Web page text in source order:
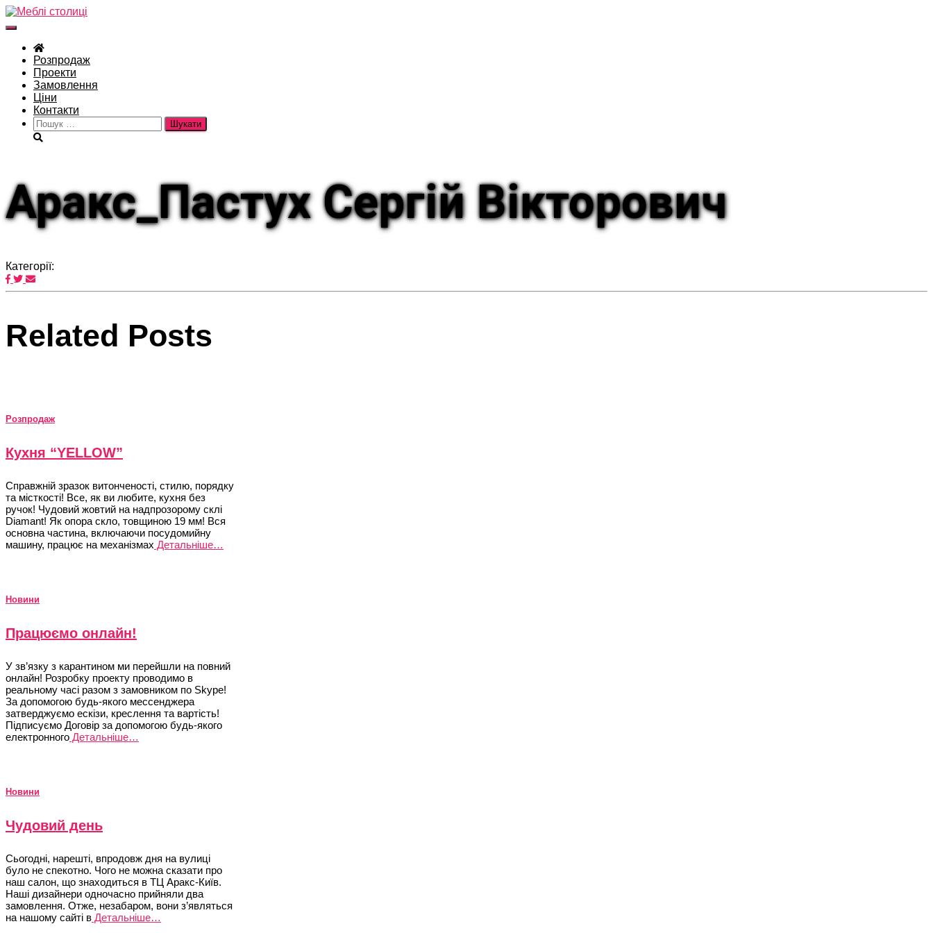
Перемкнути
навігацію
Розпродаж
Проекти
Замовлення
Ціни
Контакти
Пошук:
Аракс_Пастух Сергій Вікторович
Категорії:
Related Posts
Розпродаж
Кухня “YELLOW”
Справжній зразок витонченості, стилю, порядку
та місткості! Все, як ви любите, кухня без
ручок! Чудовий жовтий на надпрозорому склі
Diamant! Як опора скло, товщиною 19 мм! Вся
основна частина, включаючи посудомийну
машину, працює на механізмах Детальніше…
Новини
Працюємо онлайн!
У зв’язку з карантином ми перейшли на повний
онлайн! Розробку проекту проводимо в
реальному часі разом з замовником по Skype!
За допомогою будь-якого мессенджера
затверджуємо ескізи, креслення та вартість!
Підписуємо Договір за допомогою будь-якого
електронного Детальніше…
Новини
Чудовий день
Сьогодні, нарешті, впродовж дня на вулиці
було не спекотно. Чого не можна сказати про
наш салон, що знаходиться в ТЦ Аракс-Київ.
Наші дизайнери одночасно прийняли два
замовлення. Отже, незабаром, вони з’являться
на нашому сайті в Детальніше…